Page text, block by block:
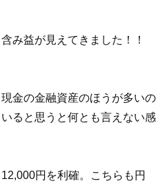
み益が見えてきました！！
金の金融資産のほうが多いの
ると思うと何とも言えない感
円を利確。こちらも円